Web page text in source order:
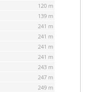
120 m
139 m
241 m
241 m
241 m
241 m
243 m
247 m
249 m